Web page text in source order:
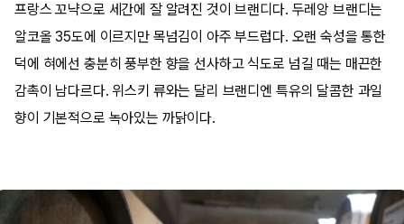
프랑스 꼬냑으로 세간에 잘 알려진 것이 브랜디다. 두레앙 브랜디는
알코올 35도에 이르지만 목넘김이 아주 부드럽다. 오랜 숙성을 통한
덕에 혀에선 충분히 풍부한 향을 선사하고 식도로 넘길 때는 매끈한
감촉이 남다르다. 위스키 류와는 달리 브랜디엔 특유의 달콤한 과일
향이 기본적으로 녹아있는 까닭이다.